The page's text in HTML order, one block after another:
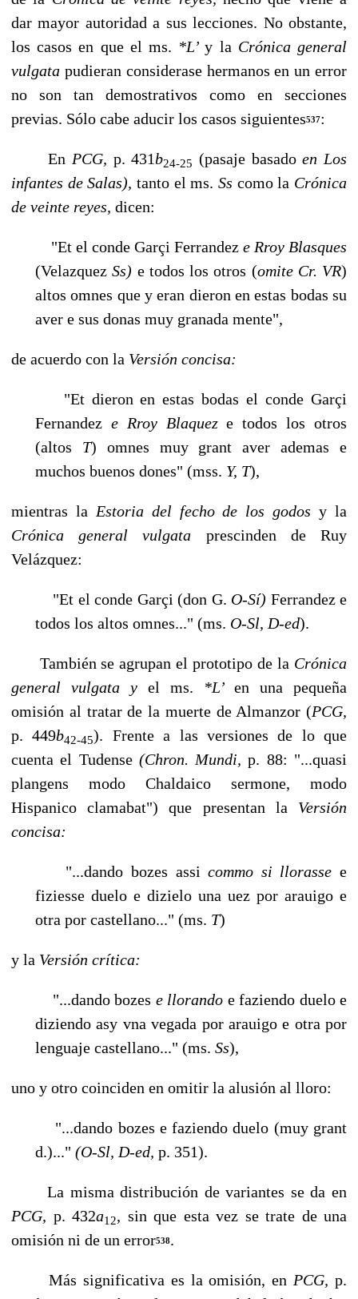
dar mayor autoridad a sus lecciones. No obstante,
los casos en que el ms. *L’y la Crónica general
vulgata pudieran considerase hermanos en un error
no son tan de­mostrativos como en secciones
previas. Sólo cabe aducir los casos siguientes537:
En PCG, p. 431b24-25 (pasaje basadoen Los
infantes de Salas), tanto el ms. Ss como la Crónica
de veinte reyes, dicen:
"Et el conde Garçi Ferrandez e Rroy Blasques
(VelazquezSs) e todos los otros (omite Cr. VR)
altos omnes que y eran dieron en estas bodas su
aver e sus donas muy granada mente",
de acuerdo con la Versión concisa:
"Et dieron en estas bodas el conde Garçi
Fernandez e Rroy Blaqueze todos los otros
(altos T) omnes muy grant aver ademas e
muchos buenos dones" (mss. Y, T),
mientras la Estoria del fecho de los godosy la
Crónica general vulgata prescinden de Ruy
Velázquez:
"Et el conde Garçi (don G. O-Sí) Ferrandez e
todos los altos omnes..." (ms. O-Sl, D-ed).
También se agrupan el prototipo de la Crónica
general vulgata y el ms. *L’ en una pequeña
omisión al tratar de la muerte de Almanzor (PCG,
p. 449b42-45). Frente a las versiones de lo que
cuenta el Tudense (Chron. Mundi,p. 88: "...quasi
plangens modo Chaldaico sermone, modo
Hispanico clamabat") que presentan la Versión
concisa:
"...dando bozes assicommo si llorassee
fiziesse duelo e dizielo una uez por arauigo e
otra por castellano..." (ms. T)
y la Versión crítica:
"...dando bozes e llorando e faziendo duelo e
diziendo asy vna vegada por arauigo e otra por
lenguaje castellano..." (ms. Ss),
uno y otro coinciden en omitir la alusión al lloro:
"...dando bozes e faziendo duelo (muy grant
d.)..." (O-Sl, D-ed, p. 351).
La misma distribución de variantes se da en
PCG, p. 432a12, sin que esta vez se tra­te de una
omisión ni de un error538.
Más significativa es la omisión, en PCG,p.